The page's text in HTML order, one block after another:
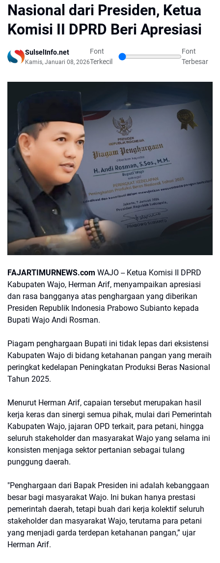
Nasional dari Presiden, Ketua
Komisi II DPRD Beri Apresiasi
SulselInfo.net
Kamis, Januari 08, 2026
Font
Terkecil
Font
Terbesar
FAJARTIMURNEWS.com WAJO -- Ketua Komisi II DPRD
Kabupaten Wajo, Herman Arif, menyampaikan apresiasi
dan rasa bangganya atas penghargaan yang diberikan
Presiden Republik Indonesia Prabowo Subianto kepada
Bupati Wajo Andi Rosman.
Piagam penghargaan Bupati ini tidak lepas dari eksistensi
Kabupaten Wajo di bidang ketahanan pangan yang meraih
peringkat kedelapan Peningkatan Produksi Beras Nasional
Tahun 2025.
Menurut Herman Arif, capaian tersebut merupakan hasil
kerja keras dan sinergi semua pihak, mulai dari Pemerintah
Kabupaten Wajo, jajaran OPD terkait, para petani, hingga
seluruh stakeholder dan masyarakat Wajo yang selama ini
konsisten menjaga sektor pertanian sebagai tulang
punggung daerah.
"Penghargaan dari Bapak Presiden ini adalah kebanggaan
besar bagi masyarakat Wajo. Ini bukan hanya prestasi
pemerintah daerah, tetapi buah dari kerja kolektif seluruh
stakeholder dan masyarakat Wajo, terutama para petani
yang menjadi garda terdepan ketahanan pangan,” ujar
Herman Arif.